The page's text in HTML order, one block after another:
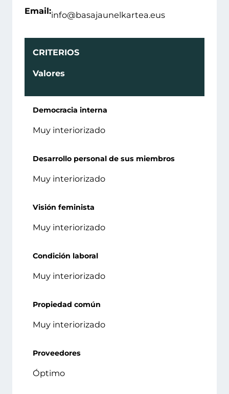
Email:info@basajaunelkartea.eus
CRITERIOS
Valores
Democracia interna
Muy interiorizado
Desarrollo personal de sus miembros
Muy interiorizado
Visión feminista
Muy interiorizado
Condición laboral
Muy interiorizado
Propiedad común
Muy interiorizado
Proveedores
Óptimo